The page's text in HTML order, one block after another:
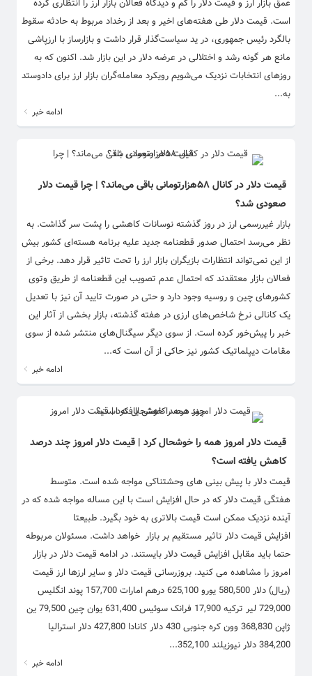
عمق بازار ارز و قیمت دلار را کم و دیدگاه فعالان بازار ارز را انتظاری کرده
است. قیمت دلار طی هفته‌های اخیر و بعد از رخداد مربوط به حادثه سقوط
بالگرد رئیس جمهوری، در ید سیاست‌گذار قرار داشت و بازارساز با ارزپاشی
مانع هر گونه رشد و اختلالی در عرضه دلار در این بازار شد. اکنون که به
روزهای انتخابات نزدیک می‌شویم رویکرد معامله‌گران بازار ارز برای دادوستد
به...
ادامه خبر
قیمت دلار در کانال ۵۸هزارتومانی باقی می‌ماند؟ | چرا قیمت دلار
صعودی شد؟
بازار غیررسمی ارز در روز گذشته نوسانات کاهشی را پشت سر گذاشت. به
نظر می‌رسد احتمال صدور قطعنامه جدید علیه برنامه هسته‌ای کشور بیش
از این نمی‌تواند انتظارات بازیگران بازار ارز را تحت تاثیر قرار دهد. برخی از
فعالان بازار معتقدند که احتمال عدم تصویب این قطعنامه از طریق وتوی
کشورهای چین و روسیه وجود دارد و حتی در صورت تایید آن نیز با تعدیل
یک کانالی نرخ شاخص‌های ارزی در هفته گذشته، بازار بخشی از آثار این
خبر را پیش‌خور کرده است. از سوی دیگر سیگنال‌های منتشر شده از سوی
مقامات دیپلماتیک کشور نیز حاکی از آن است که...
ادامه خبر
قیمت دلار امروز همه را خوشحال کرد | قیمت دلار امروز چند درصد
کاهش یافته است؟
قیمت دلار با پیش بینی های وحشتناکی مواجه شده است. متوسط
هفتگی قیمت دلار که در حال افزایش است با این مساله مواجه شده که در
آینده نزدیک ممکن است قیمت بالاتری به خود بگیرد. طبیعتا
افزایش قیمت دلار تاثیر مستقیم بر بازار خواهد داشت. مسئولان مربوطه
حتما باید مقابل افزایش قیمت دلار بایستند. در ادامه قیمت دلار در بازار
امروز را مشاهده می کنید. بروزرسانی قیمت دلار و سایر ارزها ارز قیمت
(ریال) دلار 580,500 یورو 625,100 درهم امارات 157,700 پوند انگلیس
729,000 لیر ترکیه 17,900 فرانک سوئیس 631,400 یوان چین 79,500 ین
ژاپن 368,830 وون کره جنوبی 430 دلار کانادا 427,800 دلار استرالیا
384,200 دلار نیوزیلند 352,100...
ادامه خبر